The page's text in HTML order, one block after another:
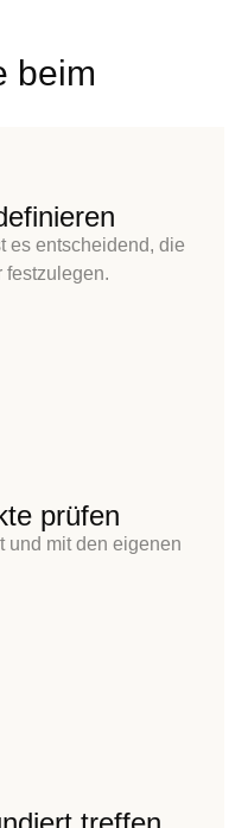
beim
es entscheidend, die
festzulegen.
prüfen
und mit den eigenen